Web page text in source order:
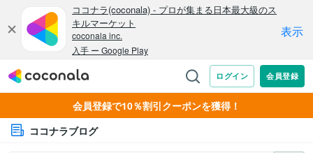
会員登録で10％割引クーポンを獲得！
ココナラブログ